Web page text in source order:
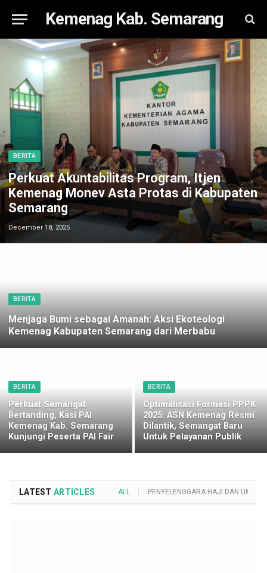
Kemenag Kab. Semarang
BERITA
Perkuat Akuntabilitas Program, Itjen
Kemenag Monev Asta Protas di Kabupaten
Semarang
December 18, 2025
BERITA
Menjaga Bumi sebagai Amanah: Aksi Ekoteologi
Kemenag Kabupaten Semarang dari Merbabu
BERITA
Perkuat Semangat
Bertanding, Kasi PAI
Kemenag Kab. Semarang
Kunjungi Peserta PAI Fair
BERITA
Optimalisasi Formasi PPPK
2025: ASN Kemenag Resmi
Dilantik, Semangat Baru
Untuk Pelayanan Publik
LATEST ARTICLES ALL PENYELENGGARA HAJI DAN UMROH